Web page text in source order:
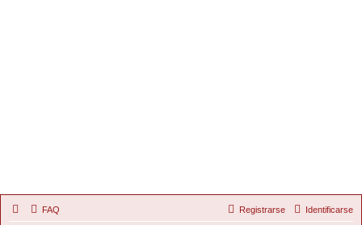
FAQ Identificarse
Registrarse